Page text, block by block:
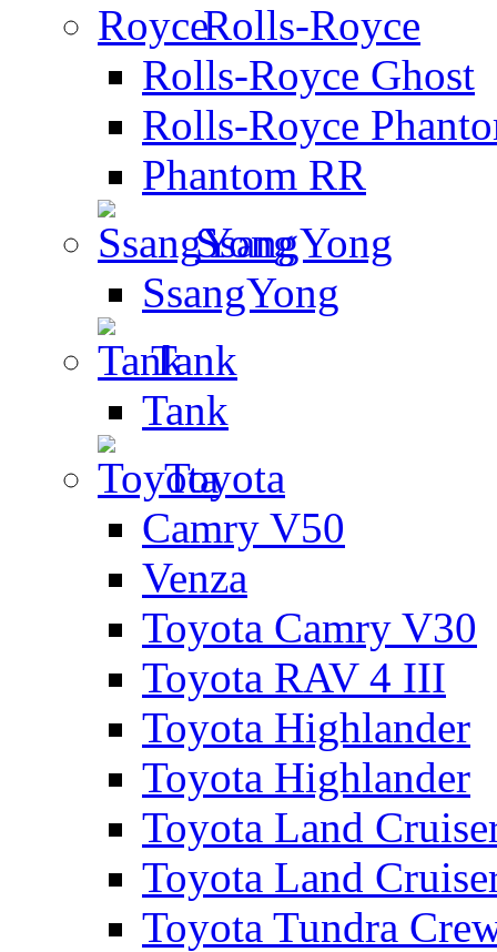
Rolls-Royce
Rolls-Royce Ghost
Rolls-Royce
Phantom RR
SsangYong
SsangYong
Tank
Tank
Toyota
Camry V50
Venza
Toyota Camry V30
Toyota RAV 4 III
Toyota Highlander
Toyota Highlander
Toyota Land
Toyota Land
Toyota Tundra